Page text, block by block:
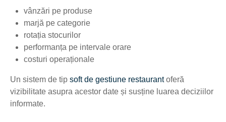
vânzări pe produse
marjă pe categorie
rotația stocurilor
performanța pe intervale orare
costuri operaționale
Un sistem de tip soft de gestiune restaurantoferă
vizibilitate asupra acestor date și susține luarea deciziilor
informate.